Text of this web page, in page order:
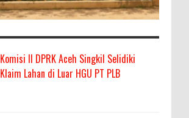
Komisi II DPRK Aceh Singkil Selidiki
Klaim Lahan di Luar HGU PT PLB